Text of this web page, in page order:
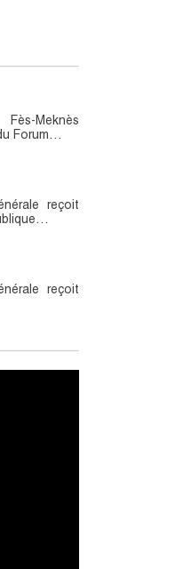
Meknès
Forum…
reçoit
reçoit